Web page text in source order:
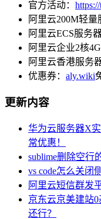
官方活动：
阿里云200M轻
阿里云ECS服务
阿里云企业2核
阿里云香港服务
优惠券： aly.wiki
更新内容
华为云服务器X
常优惠！
sublime删除空行
vs code怎么关闭
阿里云短信群发
京东云京美建站
还行？